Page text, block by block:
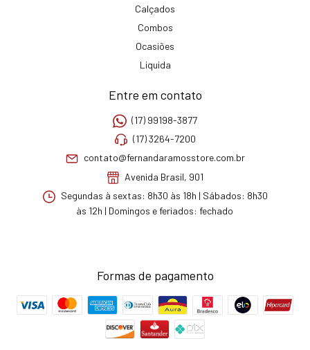
Calçados
Combos
Ocasiões
Liquida
Entre em contato
(17) 99198-3877
(17) 3264-7200
contato@fernandaramosstore.com.br
Avenida Brasil, 901
Segundas à sextas: 8h30 às 18h | Sábados: 8h30
às 12h | Domingos e feriados: fechado
Formas de pagamento